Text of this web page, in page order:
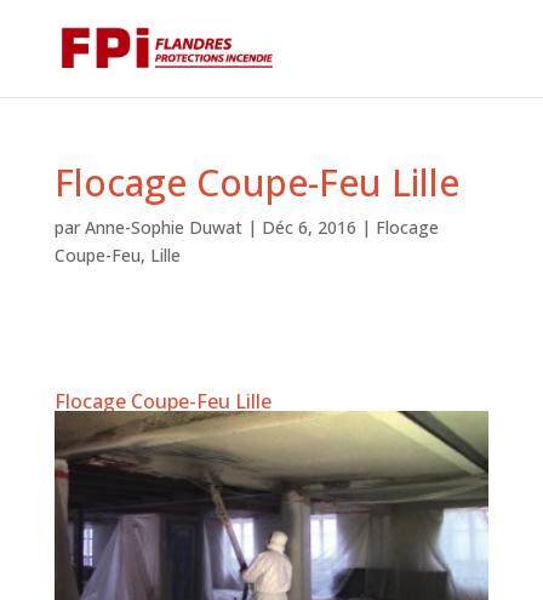
Flocage Coupe-Feu Lille
par Anne-Sophie Duwat| Déc 6, 2016 | Flocage
Coupe-Feu, Lille
Flocage Coupe-Feu Lille